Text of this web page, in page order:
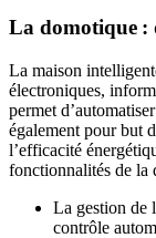
La domotique :
La maison
électroniques,
permet
également pour but
l’efficacité
fonctionnalités de la
La gestion de
contrôle